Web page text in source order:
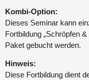
Kombi-Option:
Dieses Seminar kann
Fortbildung „Schröpfen
Paket gebucht werden.
Hinweis:
Diese Fortbildung dient